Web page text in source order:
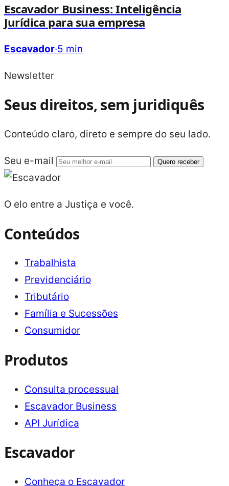
Escavador Business: Inteligência
Jurídica para sua empresa
Escavador·5 min
Newsletter
Seus direitos, sem juridiquês
Conteúdo claro, direto e sempre do seu lado.
Seu e-mail Quero receber
O elo entre a Justiça e você.
Conteúdos
Trabalhista
Previdenciário
Tributário
Família e Sucessões
Consumidor
Produtos
Consulta processual
Escavador Business
API Jurídica
Escavador
Conheça o Escavador